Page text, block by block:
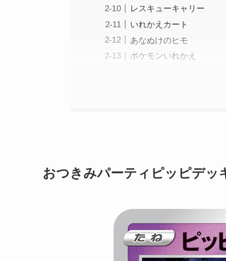
レスキューキャリー
いれかえカート
あなぬけのヒモ
ポケモンいれかえ
おつきみパーティピッピデッ